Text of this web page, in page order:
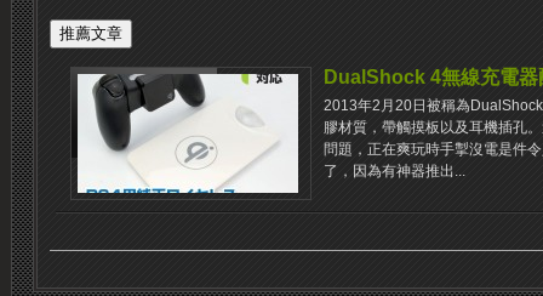
DualShock 4無線充電器
2013年2月20日被稱為
膠材質，帶觸摸板以及耳機插孔
問題，正在爽玩時手掣沒電是件
了，因為有神器推出...